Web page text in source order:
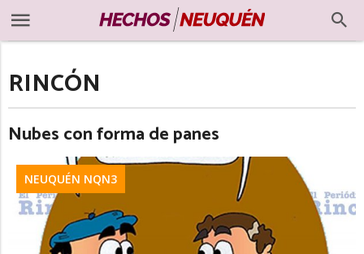
RINCÓN
Nubes con forma de panes
NEUQUÉN NQN3